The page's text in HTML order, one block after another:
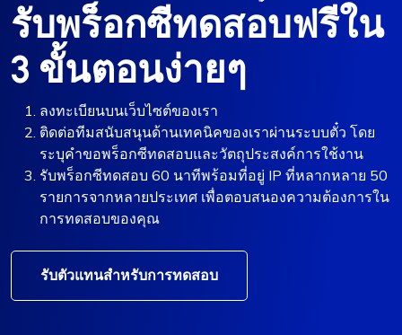
รับพร็อกซีทดสอบฟรีใน
3 ขั้นตอนง่ายๆ
ลงทะเบียนบนเว็บไซต์ของเรา
ติดต่อทีมสนับสนุนด้านเทคนิคของเราผ่านระบบตั๋ว โดย
ระบุคำขอพร็อกซีทดสอบและวัตถุประสงค์การใช้งาน
รับพร็อกซีทดสอบ 60 นาทีพร้อมที่อยู่ IP ที่หลากหลาย 50
รายการจากหลายประเทศ เพื่อตอบสนองความต้องการใน
การทดสอบของคุณ
รับตัวแทนสำหรับการทดสอบ